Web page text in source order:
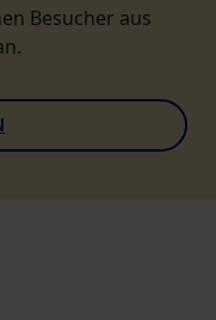
Besucher aus